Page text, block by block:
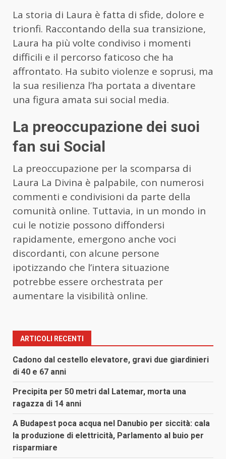
La storia di Laura è fatta di sfide, dolore e
trionfi. Raccontando della sua transizione,
Laura ha più volte condiviso i momenti
difficili e il percorso faticoso che ha
affrontato. Ha subito violenze e soprusi, ma
la sua resilienza l’ha portata a diventare
una figura amata sui social media.
La preoccupazione dei suoi
fan sui Social
La preoccupazione per la scomparsa di
Laura La Divina è palpabile, con numerosi
commenti e condivisioni da parte della
comunità online. Tuttavia, in un mondo in
cui le notizie possono diffondersi
rapidamente, emergono anche voci
discordanti, con alcune persone
ipotizzando che l’intera situazione
potrebbe essere orchestrata per
aumentare la visibilità online.
ARTICOLI RECENTI
Cadono dal cestello elevatore, gravi due giardinieri
di 40 e 67 anni
Precipita per 50 metri dal Latemar, morta una
ragazza di 14 anni
A Budapest poca acqua nel Danubio per siccità: cala
la produzione di elettricità, Parlamento al buio per
risparmiare